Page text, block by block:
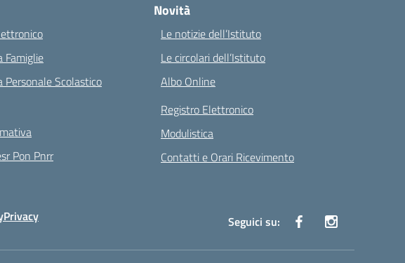
Famiglie
Personale Scolastico
Pon Pnrr
Novità
Le notizie dell’Istituto
Le circolari dell’Istituto
Albo Online
Registro Elettronico
Modulistica
Contatti e Orari Ricevimento
Privacy Seguici su: